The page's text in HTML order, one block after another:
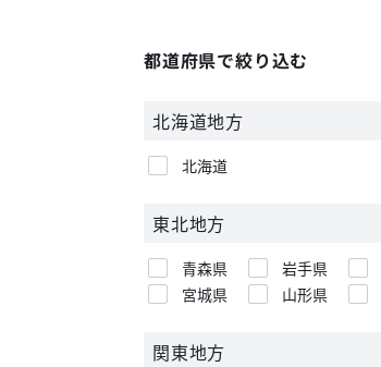
都道府県で絞り込む
北海道地方
北海道
東北地方
青森県 岩手県
宮城県
山形県
関東地方